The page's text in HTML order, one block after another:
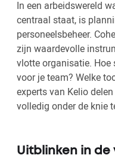
In een arbeidswereld
centraal staat, is
personeelsbeheer.
zijn waardevolle
vlotte organisatie. Hoe
voor je team? Welke
experts van Kelio
volledig onder de knie
Uitblinken in de